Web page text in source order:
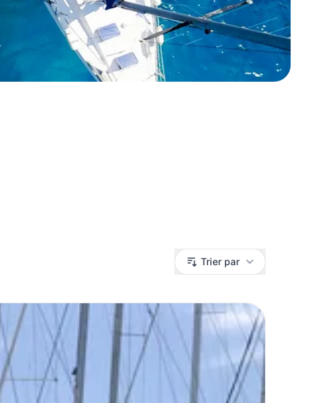
Trier par